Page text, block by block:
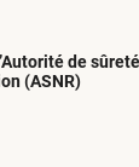
de
(ASNR)